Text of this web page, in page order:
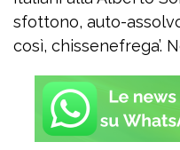
sfottono, auto-
così, chissenefrega’.